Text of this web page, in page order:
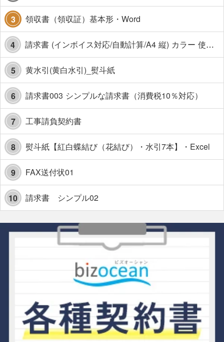
3 領収書（領収証）基本形・Word
4 請求書 (インボイス対応/自動計算/A4 縦) カラー 使い方解説あり
5 黄水引(黄白水引)_熨斗紙
6 請求書003 シンプルな請求書（消費税10％対応）
7 工事請負契約書
8 熨斗紙【紅白蝶結び（花結び）・水引7本】・Excel
9 FAX送付状01
10 請求書 シンプル02